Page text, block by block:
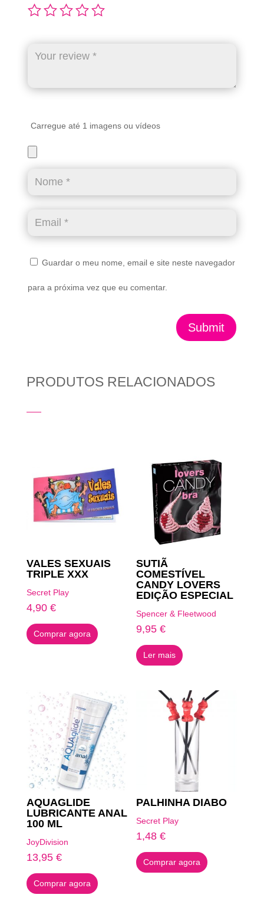
Carregue até 1 imagens ou vídeos
Guardar o meu nome, email e site neste navegador
para a próxima vez que eu comentar.
Submit
PRODUTOS RELACIONADOS
VALES SEXUAIS
TRIPLE XXX
Secret Play
4,90 €
Comprar agora
SUTIÃ
COMESTÍVEL
CANDY LOVERS
EDIÇÃO ESPECIAL
Spencer & Fleetwood
9,95€
Ler mais
AQUAGLIDE
LUBRICANTE ANAL
100 ML
JoyDivision
13,95 €
Comprar agora
PALHINHA DIABO
Secret Play
1,48€
Comprar agora